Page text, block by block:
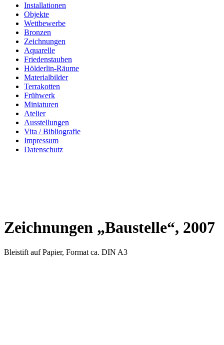
Installationen
Objekte
Wettbewerbe
Bronzen
Zeichnungen
Aquarelle
Friedenstauben
Hölderlin-Räume
Materialbilder
Terrakotten
Frühwerk
Miniaturen
Atelier
Ausstellungen
Vita / Bibliografie
Impressum
Datenschutz
Zeichnungen „Baustelle“, 2007
Bleistift auf Papier, Format ca. DIN A3